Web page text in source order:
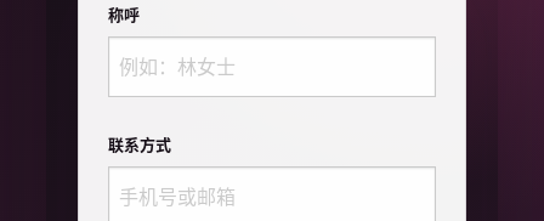
称呼
联系方式